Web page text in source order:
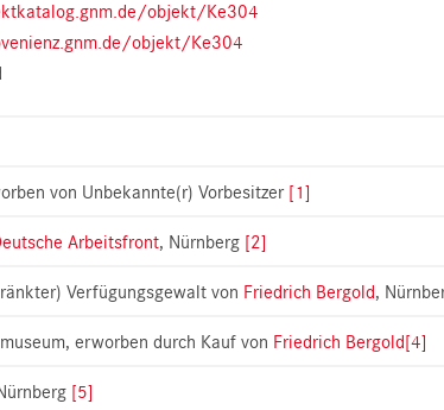
objekt/Ke304
objekt/Ke304
von Unbekannte(r) Vorbesitzer [1]
Arbeitsfront, Nürnberg [2]
Verfügungsgewalt von Friedrich Bergold,
erworben durch Kauf von Friedrich Bergold[4]
[5]